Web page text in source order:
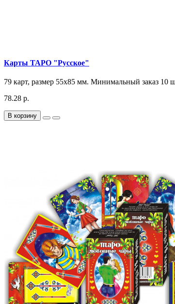
Карты ТАРО "Русское"
79 карт, размер 55х85 мм. Минимальный заказ 10
78.28 р.
В корзину